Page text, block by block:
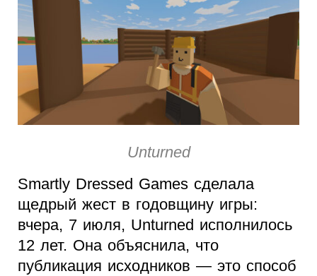
Unturned
Smartly Dressed Games сделала
щедрый жест в годовщину игры:
вчера, 7 июля, Unturned исполнилось
12 лет. Она объяснила, что
публикация исходников — это способ